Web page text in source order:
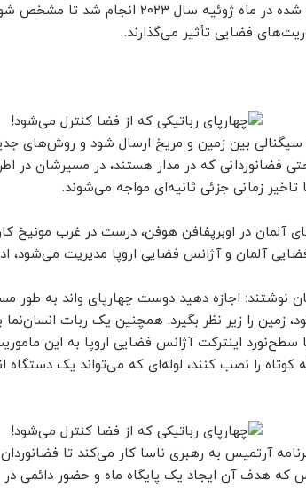
به دنبال فعالیت‌های انجام شده در ماه ژوئیه
فضایی تأثیر می‌گذارند.
بین زمین و مریخ ارسال شود و روش‌های
که در مدار هستند، در مسیرشان در
تاخیر زمانی جزئی ثانیه‌ای مواجه می‌شوند.
آلمان در اوبرپفافن هوفن، درست در غرب مونیخ
آلمان و آژانس فضایی اروپا مدیریت می‌شود،
نوشتند: اجازه دهید دوست چهارپای واند به طور
زمین را زیر نظر بگیرد. همچنین یک ربات
اینترکت آژانس فضایی اروپا به این
کوتاه را نصب کنند، لوله‌ای که می‌تواند یک دستگاه
که هدف آن ایجاد یک پایگاه ماه و حضور